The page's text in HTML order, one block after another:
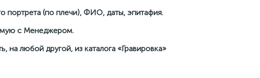
портрета (по плечи), ФИО, даты, эпитафия.
с Менеджером.
любой другой, из каталога «Гравировка»